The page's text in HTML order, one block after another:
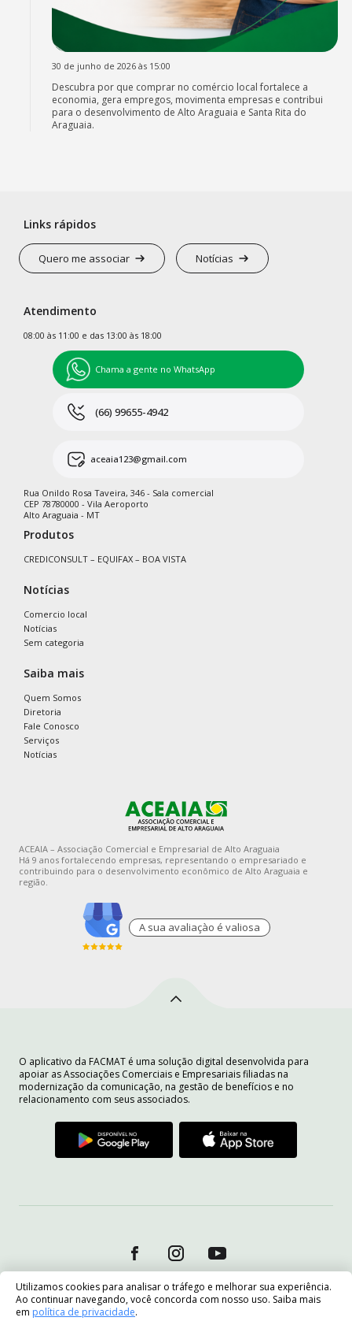
30 de junho de 2026 às 15:00
Descubra por que comprar no comércio local fortalece a
economia, gera empregos, movimenta empresas e contribui
para o desenvolvimento de Alto Araguaia e Santa Rita do
Araguaia.
Utilizamos cookies para analisar o tráfego e melhorar sua experiência.
Ao continuar navegando, você concorda com nosso uso. Saiba mais
em política de privacidade.
Links rápidos
Quero me associar Notícias
Atendimento
08:00 às 11:00 e das 13:00 às 18:00
Chama a gente no WhatsApp
(66) 99655-4942
aceaia123@gmail.com
Rua Onildo Rosa Taveira, 346 - Sala comercial
CEP 78780000 - Vila Aeroporto
Alto Araguaia - MT
Produtos
CREDICONSULT – EQUIFAX – BOA VISTA
Notícias
Comercio local
Notícias
Sem categoria
Saiba mais
Quem Somos
Diretoria
Fale Conosco
Serviços
Notícias
ACEAIA – Associação Comercial e Empresarial de Alto Araguaia
Há 9 anos fortalecendo empresas, representando o empresariado e
contribuindo para o desenvolvimento econômico de Alto Araguaia e
região.
A sua avaliaçào é valiosa
O aplicativo da FACMAT é uma solução digital desenvolvida para
apoiar as Associações Comerciais e Empresariais filiadas na
modernização da comunicação, na gestão de benefícios e no
relacionamento com seus associados.